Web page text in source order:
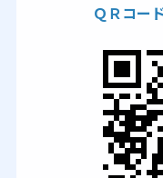
ＱＲコー